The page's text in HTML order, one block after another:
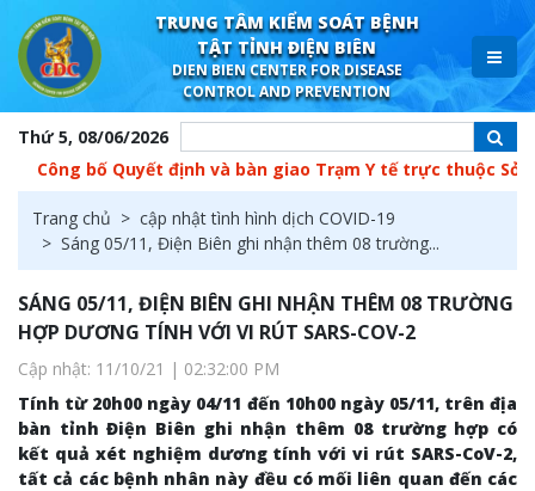
TRUNG TÂM KIỂM SOÁT BỆNH
TẬT TỈNH ĐIỆN BIÊN
DIEN BIEN CENTER FOR DISEASE
CONTROL AND PREVENTION
Thứ 5, 08/06/2026
bố Quyết định và bàn giao Trạm Y tế trực thuộc Sở Y tế về
Trang chủ
cập nhật tình hình dịch COVID-19
Sáng 05/11, Điện Biên ghi nhận thêm 08 trường...
SÁNG 05/11, ĐIỆN BIÊN GHI NHẬN THÊM 08 TRƯỜNG
HỢP DƯƠNG TÍNH VỚI VI RÚT SARS-COV-2
Cập nhật: 11/10/21 | 02:32:00 PM
Tính từ 20h00 ngày 04/11 đến 10h00 ngày 05/11, trên địa
bàn tỉnh Điện Biên ghi nhận thêm 08 trường hợp có
kết quả xét nghiệm dương tính với vi rút SARS-CoV-2,
tất cả các bệnh nhân này đều có mối liên quan đến các